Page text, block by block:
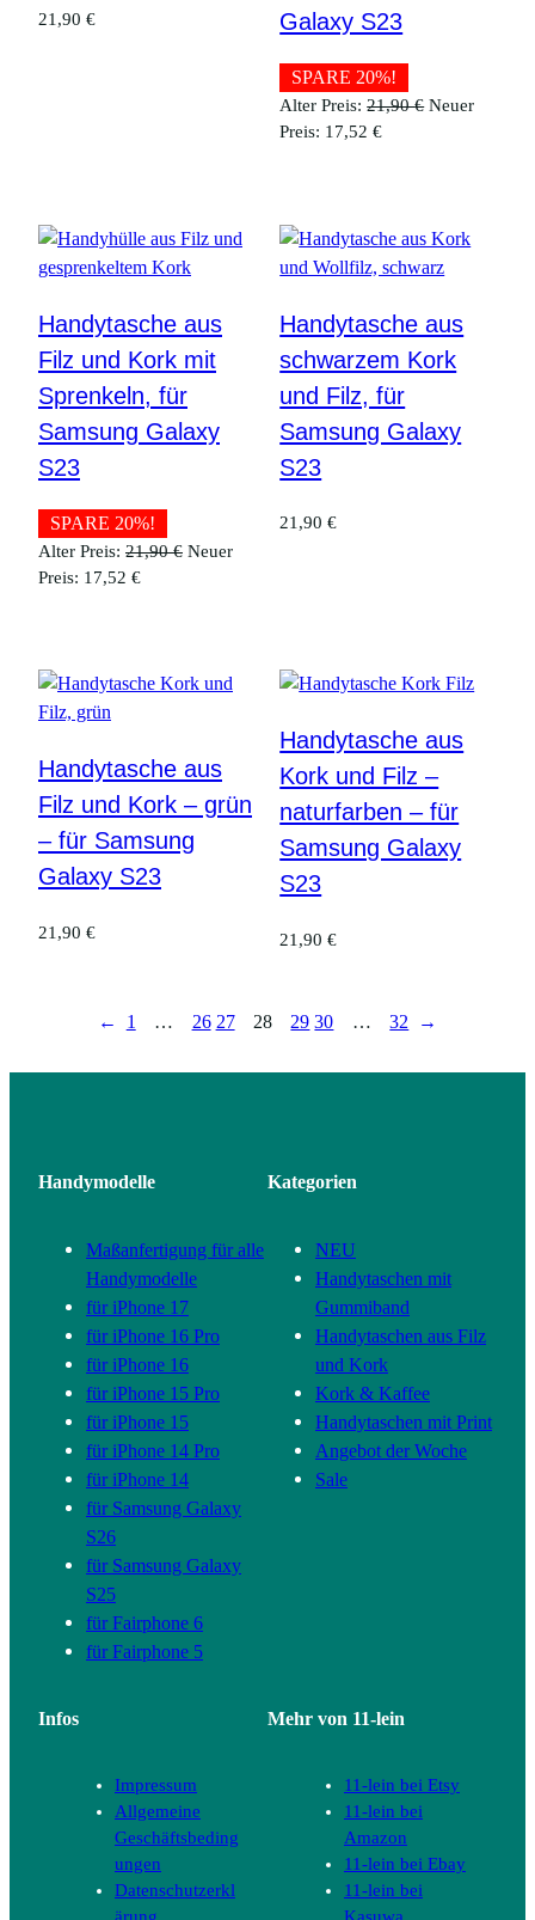
21,90 €
Galaxy S23
SPARE 20%!
Alter Preis: 21,90€ Neuer
Preis: 17,52€Aktueller
Handytasche aus
Filz und Kork mit
Sprenkeln, für
Samsung Galaxy
S23
SPARE 20%!
Alter Preis: 21,90€ Ursprünglicher
Neuer
Preis: 17,52 €Aktueller
Handytasche aus
schwarzem Kork
und Filz, für
Samsung Galaxy
S23
21,90€
Handytasche aus
Filz und Kork – grün
– für Samsung
Galaxy S23
21,90 €
Handytasche aus
Kork und Filz –
naturfarben – für
Samsung Galaxy
S23
21,90€
← 1 … 26 27 28 29 30 … 32 →
Handymodelle
Maßanfertigung für alle
Handymodelle
für iPhone 17
für iPhone 16 Pro
für iPhone 16
für iPhone 15 Pro
für iPhone 15
für iPhone 14 Pro
für iPhone 14
für Samsung Galaxy
S26
für Samsung Galaxy
S25
für Fairphone 6
für Fairphone 5
Kategorien
NEU
Handytaschen mit
Gummiband
Handytaschen aus Filz
und Kork
Kork & Kaffee
Handytaschen mit Print
Angebot der Woche
Sale
Infos
Impressum
Allgemeine
Geschäftsbeding
ungen
Datenschutzerkl
ärung
Mehr von 11-lein
11-lein bei Etsy
11-lein bei
Amazon
11-lein bei Ebay
11-lein bei
Kasuwa